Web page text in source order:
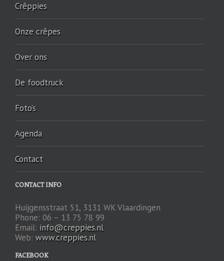
Crêppies
Onze crêpes
Over ons
De foodtruck
Foto’s
Agenda
Contact
CONTACT INFO
Huijgensstraat 51, 3131 WK Vlaardingen
Phone: 06 – 13 75 78 99
Email: info@creppies.nl
Web: www.creppies.nl
FACEBOOK